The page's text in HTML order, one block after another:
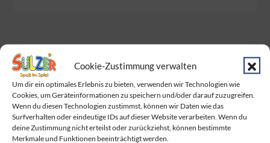
Cookie-Zustimmung verwalten
Um dir ein optimales Erlebnis zu bieten, verwenden wir Technologien wie
Cookies, um Geräteinformationen zu speichern und/oder darauf zuzugreifen.
Wenn du diesen Technologien zustimmst, können wir Daten wie das
Surfverhalten oder eindeutige IDs auf dieser Website verarbeiten. Wenn du
deine Zustimmung nicht erteilst oder zurückziehst, können bestimmte
Merkmale und Funktionen beeinträchtigt werden.
Neueste Beiträge
Baby Born Fans aufgepasst!
Das Warten hat ein Ende. Endlich wurden
die Dumplings geliefert!